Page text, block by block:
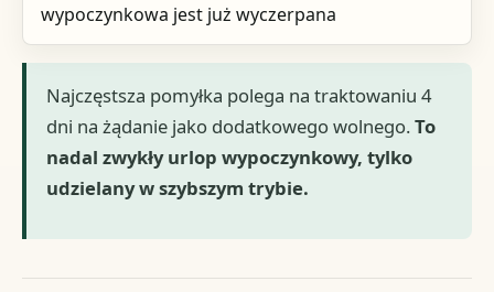
wypoczynkowa jest już wyczerpana
Najczęstsza pomyłka polega na traktowaniu 4
dni na żądanie jako dodatkowego wolnego.To
nadal zwykły urlop wypoczynkowy, tylko
udzielany w szybszym trybie.